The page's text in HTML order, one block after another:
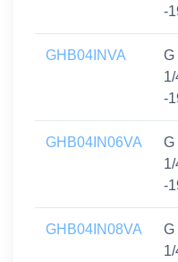
-
GHB04INVA
G
1/
-
GHB04IN06VA
G
1/
-
GHB04IN08VA
G
1/